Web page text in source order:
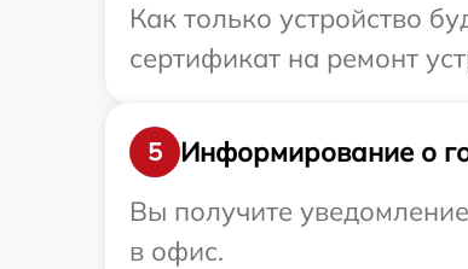
Как только устройство
сертификат на ремонт
5
Информирование о
Вы получите
в офис.